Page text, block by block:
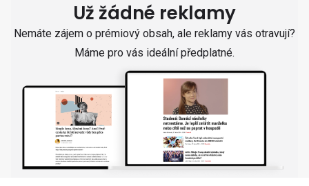
Už žádné reklamy
Nemáte zájem o prémiový obsah, ale reklamy vás otravují?
Máme pro vás ideální předplatné.